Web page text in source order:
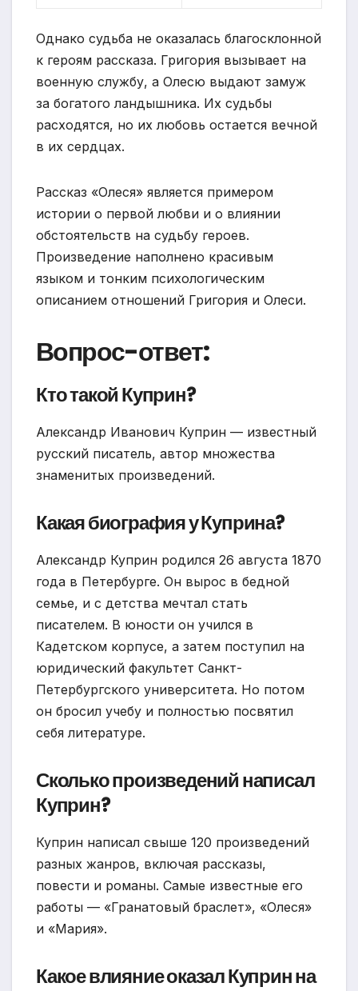
Однако судьба не оказалась благосклонной
к героям рассказа. Григория вызывает на
военную службу, а Олесю выдают замуж
за богатого ландышника. Их судьбы
расходятся, но их любовь остается вечной
в их сердцах.
Рассказ «Олеся» является примером
истории о первой любви и о влиянии
обстоятельств на судьбу героев.
Произведение наполнено красивым
языком и тонким психологическим
описанием отношений Григория и Олеси.
Вопрос-ответ:
Кто такой Куприн?
Александр Иванович Куприн — известный
русский писатель, автор множества
знаменитых произведений.
Какая биография у Куприна?
Александр Куприн родился 26 августа 1870
года в Петербурге. Он вырос в бедной
семье, и с детства мечтал стать
писателем. В юности он учился в
Кадетском корпусе, а затем поступил на
юридический факультет Санкт-
Петербургского университета. Но потом
он бросил учебу и полностью посвятил
себя литературе.
Сколько произведений написал
Куприн?
Куприн написал свыше 120 произведений
разных жанров, включая рассказы,
повести и романы. Самые известные его
работы — «Гранатовый браслет», «Олеся»
и «Мария».
Какое влияние оказал Куприн на